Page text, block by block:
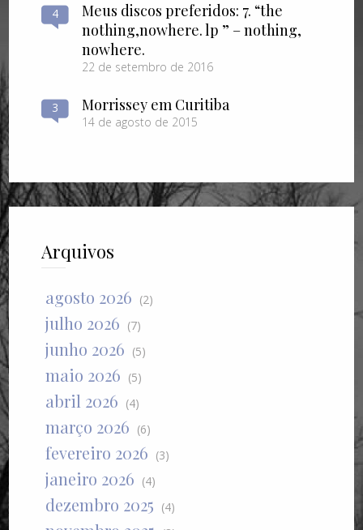
4
Meus discos preferidos: 7. “the
nothing​,​nowhere. lp ” – nothing​,​
nowhere.
22 de setembro de 2016
3 Morrissey em Curitiba
14 de agosto de 2015
Arquivos
agosto 2026 (2)
julho 2026 (7)
junho 2026 (5)
maio 2026 (5)
abril 2026 (4)
março 2026 (6)
fevereiro 2026 (3)
janeiro 2026 (4)
dezembro 2025 (4)